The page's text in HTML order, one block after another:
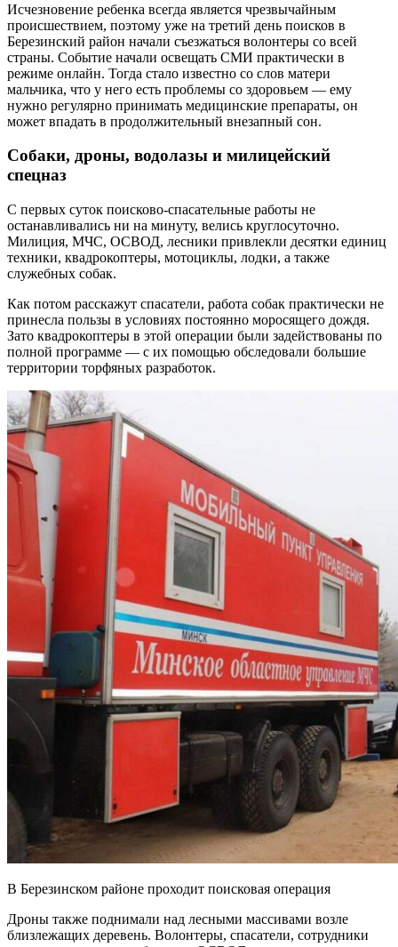
Исчезновение ребенка всегда является чрезвычайным
происшествием, поэтому уже на третий день поисков в
Березинский район начали съезжаться волонтеры со всей
страны. Событие начали освещать СМИ практически в
режиме онлайн. Тогда стало известно со слов матери
мальчика, что у него есть проблемы со здоровьем — ему
нужно регулярно принимать медицинские препараты, он
может впадать в продолжительный внезапный сон.
Собаки, дроны, водолазы и милицейский
спецназ
С первых суток поисково-спасательные работы не
останавливались ни на минуту, велись круглосуточно.
Милиция, МЧС, ОСВОД, лесники привлекли десятки единиц
техники, квадрокоптеры, мотоциклы, лодки, а также
служебных собак.
Как потом расскажут спасатели, работа собак практически не
принесла пользы в условиях постоянно моросящего дождя.
Зато квадрокоптеры в этой операции были задействованы по
полной программе — с их помощью обследовали большие
территории торфяных разработок.
В Березинском районе проходит поисковая операция
Дроны также поднимали над лесными массивами возле
близлежащих деревень. Волонтеры, спасатели, сотрудники